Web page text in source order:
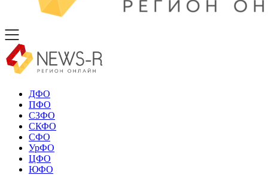
ДФО
ПФО
СЗФО
СКФО
СФО
УрФО
ЦФО
ЮФО